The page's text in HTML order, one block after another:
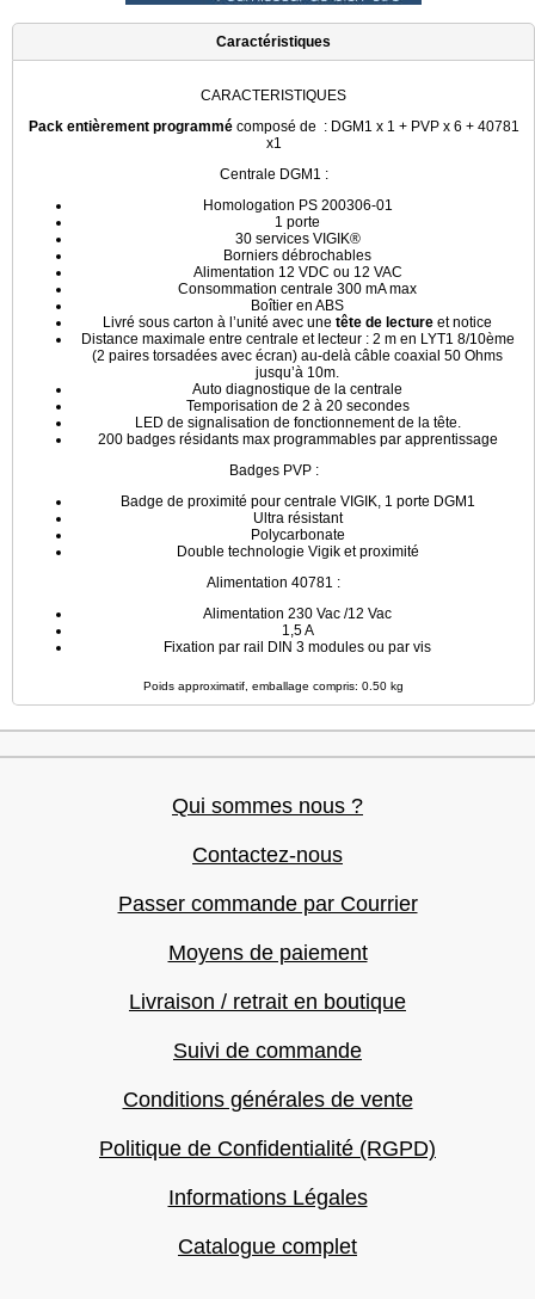
Caractéristiques
CARACTERISTIQUES
Pack entièrement programmécomposé de : DGM1 x 1 + PVP x 6 + 40781
x1
Centrale DGM1 :
Homologation PS 200306-01
1 porte
30 services VIGIK®
Borniers débrochables
Alimentation 12 VDC ou 12 VAC
Consommation centrale 300 mA max
Boîtier en ABS
Livré sous carton à l’unité avec une tête de lecture et notice
Distance maximale entre centrale et lecteur : 2 m en LYT1 8/10ème
(2 paires torsadées avec écran) au-delà câble coaxial 50 Ohms
jusqu’à 10m.
Auto diagnostique de la centrale
Temporisation de 2 à 20 secondes
LED de signalisation de fonctionnement de la tête.
200 badges résidants max programmables par apprentissage
Badges PVP :
Badge de proximité pour centrale VIGIK, 1 porte DGM1
Ultra résistant
Polycarbonate
Double technologie Vigik et proximité
Alimentation 40781 :
Alimentation 230 Vac /12 Vac
1,5 A
Fixation par rail DIN 3 modules ou par vis
Poids approximatif, emballage compris: 0.50 kg
Qui sommes nous ?
Contactez-nous
Passer commande par Courrier
Moyens de paiement
Livraison / retrait en boutique
Suivi de commande
Conditions générales de vente
Politique de Confidentialité (RGPD)
Informations Légales
Catalogue complet